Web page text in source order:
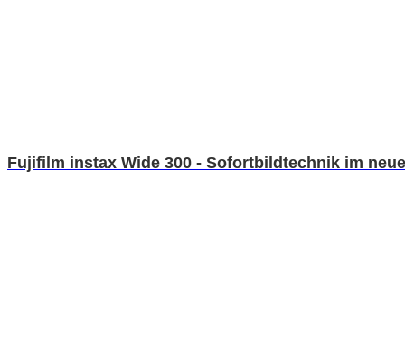
Fujifilm instax Wide 300 - Sofortbildtechnik im